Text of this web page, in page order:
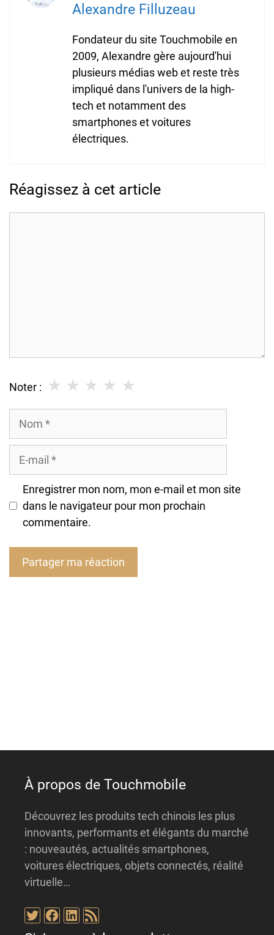
Alexandre Filluzeau
Fondateur du site Touchmobile en
2009, Alexandre gère aujourd'hui
plusieurs médias web et reste très
impliqué dans l'univers de la high-
tech et notamment des
smartphones et voitures
électriques.
Réagissez à cet article
Noter : ★
★
★
★
★
Enregistrer mon nom, mon e-mail et mon site
dans le navigateur pour mon prochain
commentaire.
À propos de Touchmobile
Découvrez les produits tech chinois les plus
innovants, performants et élégants du marché
: nouveautés, actualités smartphones,
voitures électriques, objets connectés, réalité
virtuelle…
Twitter
Facebook
LinkedIn
Flux RSS